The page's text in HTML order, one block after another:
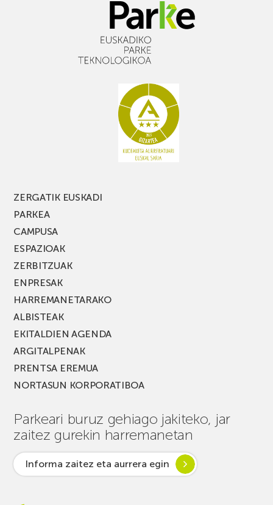
ZERGATIK EUSKADI
PARKEA
CAMPUSA
ESPAZIOAK
ZERBITZUAK
ENPRESAK
HARREMANETARAKO
ALBISTEAK
EKITALDIEN AGENDA
ARGITALPENAK
PRENTSA EREMUA
NORTASUN KORPORATIBOA
Parkeari buruz gehiago jakiteko, jar
zaitez gurekin harremanetan
Informa zaitez eta aurrera egin